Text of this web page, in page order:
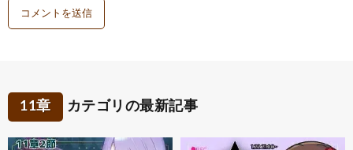
11章 カテゴリの最新記事